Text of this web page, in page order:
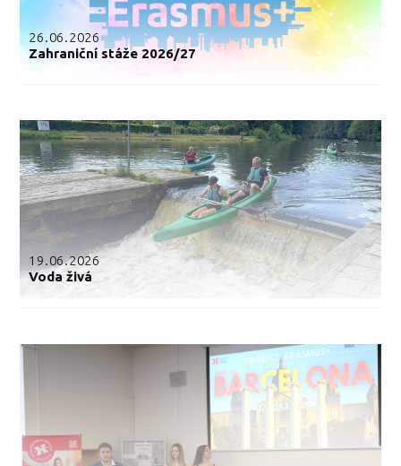
26.06.2026
Zahraniční stáže 2026/27
19.06.2026
Voda živá